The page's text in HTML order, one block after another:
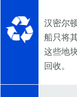
汉密尔
船只将
这些地
回收。